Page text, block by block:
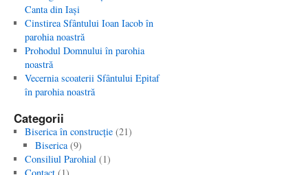
Canta din Iaşi
Cinstirea Sfântului Ioan Iacob în
parohia noastră
Prohodul Domnului în parohia
noastră
Vecernia scoaterii Sfântului Epitaf
în parohia noastră
Categorii
Biserica în construcţie(21)
Biserica(9)
Consiliul Parohial(1)